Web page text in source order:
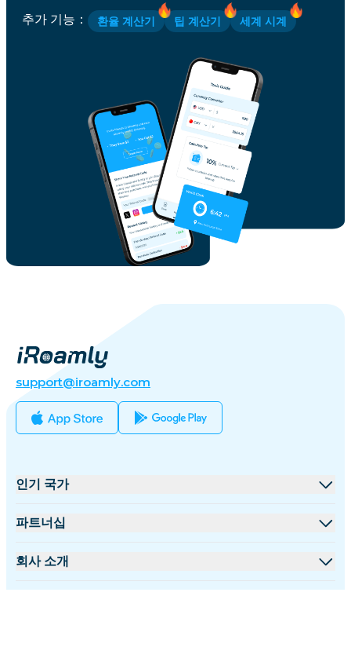
추가 기능 ： 환율 계산기 팁 계산기 세계 시계
support@iroamly.com
인기 국가
미국
파트너십
도매 플랫폼
회사 소개
iRoamly 소개